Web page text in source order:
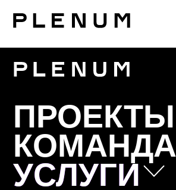
ПРОЕКТЫ
КОМАНДА
УСЛУГИ
УСЛУГИ